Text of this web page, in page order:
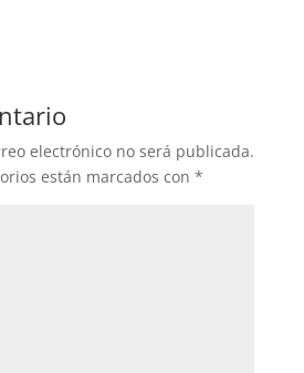
electrónico no será publicada.
están marcados con *